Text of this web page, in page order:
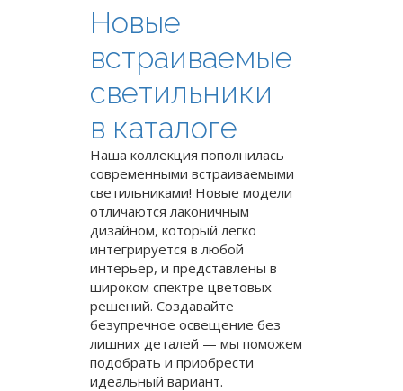
Новые
встраиваемые
светильники
в каталоге
Наша коллекция пополнилась
современными встраиваемыми
светильниками! Новые модели
отличаются лаконичным
дизайном, который легко
интегрируется в любой
интерьер, и представлены в
широком спектре цветовых
решений. Создавайте
безупречное освещение без
лишних деталей — мы поможем
подобрать и приобрести
идеальный вариант.